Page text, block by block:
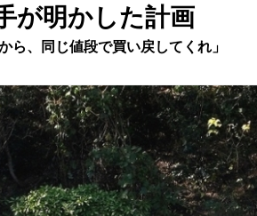
が明かした計画
ら、同じ値段で買い戻してくれ」